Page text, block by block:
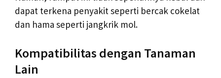
dapat terkena penyakit seperti bercak cokelat
dan hama seperti jangkrik mol.
Kompatibilitas dengan Tanaman
Lain